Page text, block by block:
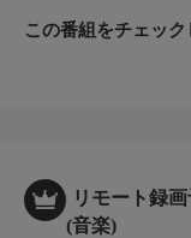
この番組をチェッ
リモート録
(音楽)